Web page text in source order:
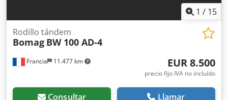
1 / 15
Francia 11.477 km
Rodillo tándem
Bomag BW 100 AD-4
EUR 8.500
precio fijo IVA no incluído
Consultar Llamar